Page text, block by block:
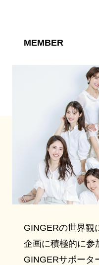
MEMBER
GINGERの世界観
企画に積極的に参
GINGERサポータ